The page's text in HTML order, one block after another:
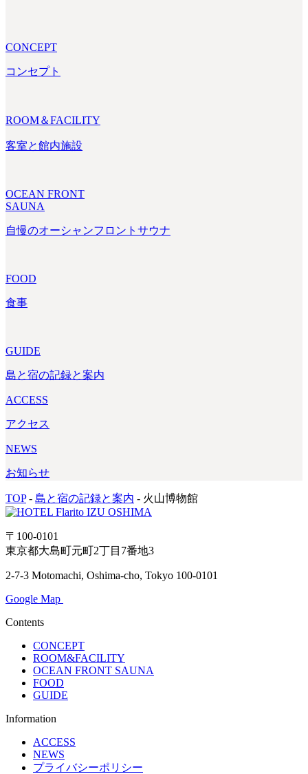
CONCEPT
コンセプト
ROOM＆FACILITY
客室と館内施設
OCEAN FRONT
SAUNA
自慢のオーシャンフロントサウナ
FOOD
食事
GUIDE
島と宿の記録と案内
ACCESS
アクセス
NEWS
お知らせ
TOP - 島と宿の記録と案内 - 火山博物館
〒100-0101
東京都大島町元町2丁目7番地3
2-7-3 Motomachi, Oshima-cho, Tokyo 100-0101
Google Map
Contents
CONCEPT
ROOM&FACILITY
OCEAN FRONT SAUNA
FOOD
GUIDE
Information
ACCESS
NEWS
プライバシーポリシー